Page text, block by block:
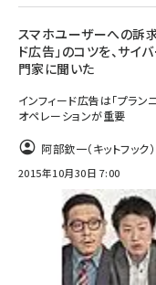
スマホユーザーへの訴
ド広告」のコツを、サイ
門家に聞いた
インフィード広告は「プラン
オペレーションが重要
阿部欽一（キットフック）
2015年10月30日 7:00